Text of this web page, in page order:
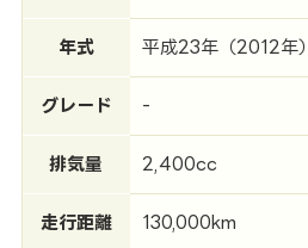
年式 平成23年（2012年）
グレード -
排気量 2,400cc
走行距離 130,000km